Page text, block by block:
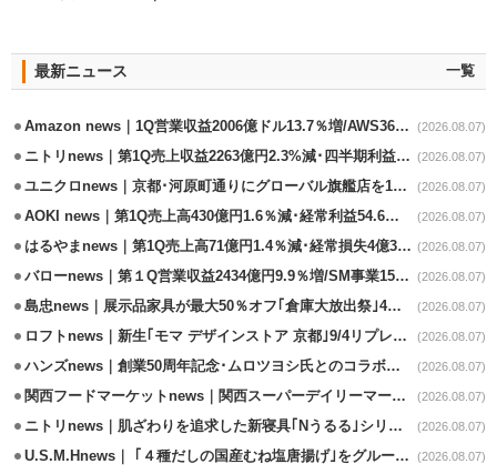
最新ニュース 一覧
Amazon news｜1Q営業収益2006億ドル13.7％増/AWS36.8％％増が貢献 (2026.08.07)
ニトリnews｜第1Q売上収益2263億円2.3%減･四半期利益1.4％減 (2026.08.07)
ユニクロnews｜京都･河原町通りにグローバル旗艦店を11/6開設 (2026.08.07)
AOKI news｜第1Q売上高430億円1.6％減･経常利益54.6％減 (2026.08.07)
はるやまnews｜第1Q売上高71億円1.4％減･経常損失4億3800万円 (2026.08.07)
バローnews｜第１Q営業収益2434億円9.9％増/SM事業15.5％増と絶好調 (2026.08.07)
島忠news｜展示品家具が最大50％オフ｢倉庫大放出祭｣4店舗限定で開催 (2026.08.07)
ロフトnews｜新生｢モマ デザインストア 京都｣9/4リプレイスオープン (2026.08.07)
ハンズnews｜創業50周年記念･ムロツヨシ氏とのコラボ企画｢ムロハンズ｣開催 (2026.08.07)
関西フードマーケットnews｜関西スーパーデイリーマート蒲生店8/7改装 (2026.08.07)
ニトリnews｜肌ざわりを追求した新寝具｢Nうるる｣シリーズを発売 (2026.08.07)
U.S.M.Hnews｜ ｢４種だしの国産むね塩唐揚げ｣をグループ610店で共同販促 (2026.08.07)